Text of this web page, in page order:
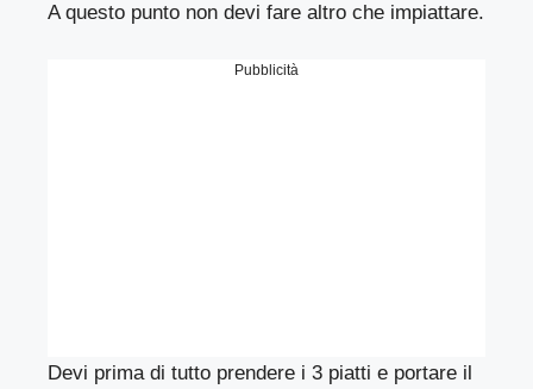
A questo punto non devi fare altro che impiattare.
Pubblicità
Devi prima di tutto prendere i 3 piatti e portare il